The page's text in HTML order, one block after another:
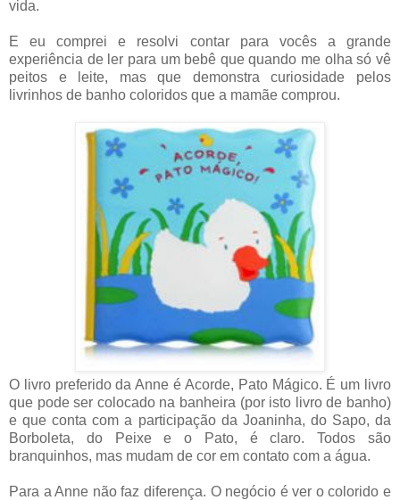
vida.
E eu comprei e resolvi contar para vocês a grande
experiência de ler para um bebê que quando me olha só vê
peitos e leite, mas que demonstra curiosidade pelos
livrinhos de banho coloridos que a mamãe comprou.
O livro preferido da Anne é Acorde, Pato Mágico. É um livro
que pode ser colocado na banheira (por isto livro de banho)
e que conta com a participação da Joaninha, do Sapo, da
Borboleta, do Peixe e o Pato, é claro. Todos são
branquinhos, mas mudam de cor em contato com a água.
Para a Anne não faz diferença. O negócio é ver o colorido e